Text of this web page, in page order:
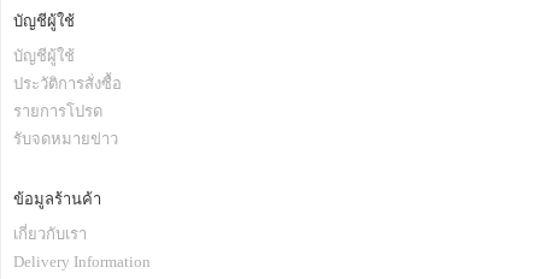
บัญชีผู้ใช้
บัญชีผู้ใช้
ประวัติการสั่งซื้อ
รายการโปรด
รับจดหมายข่าว
ข้อมูลร้านค้า
เกี่ยวกับเรา
Delivery Information